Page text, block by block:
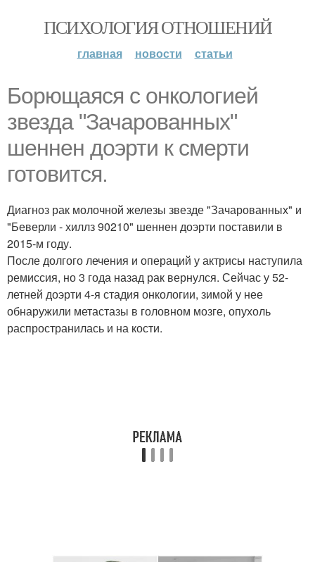
ПСИХОЛОГИЯ ОТНОШЕНИЙ
главная новости статьи
Борющаяся с онкологией
звезда "Зачарованных"
шеннен доэрти к смерти
готовится.
Диагноз рак молочной железы звезде "Зачарованных" и
"Беверли - хиллз 90210" шеннен доэрти поставили в
2015-м году.
После долгого лечения и операций у актрисы наступила
ремиссия, но 3 года назад рак вернулся. Сейчас у 52-
летней доэрти 4-я стадия онкологии, зимой у нее
обнаружили метастазы в головном мозге, опухоль
распространилась и на кости.